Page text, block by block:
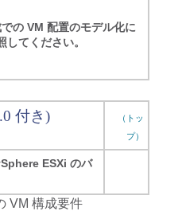
の VM 配置のモデル化に
してください。
付き)
（トッ
プ）
ESXi のバ
VM 構成要件